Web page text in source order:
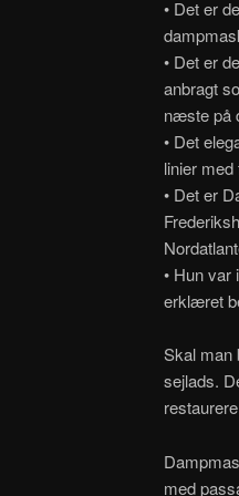
• Det er
• Det er
anbragt
næste på
• Det
linier
• Det er
• Hun
erklæret
Skal man
sejlads.
med